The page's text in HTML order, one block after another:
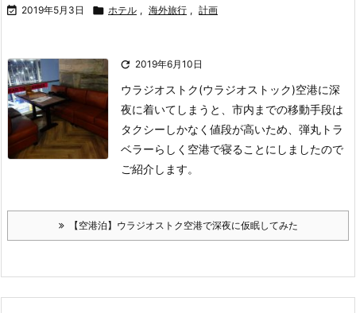
 2019年5月3日  ホテル , 海外旅行 , 計画
 2019年6月10日
ウラジオストク(ウラジオストック)空港に深
夜に着いてしまうと、市内までの移動手段は
タクシーしかなく値段が高いため、弾丸トラ
ベラーらしく空港で寝ることにしましたので
ご紹介します。
【空港泊】ウラジオストク空港で深夜に仮眠してみた